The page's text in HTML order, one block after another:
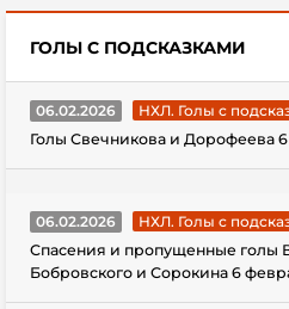
ГОЛЫ С ПОДСКАЗКАМИ
06.02.2026
НХЛ. Голы с
Голы Свечникова и Дорофеева
06.02.2026
НХЛ. Голы с
Спасения и пропущенные голы
Бобровского и Сорокина 6